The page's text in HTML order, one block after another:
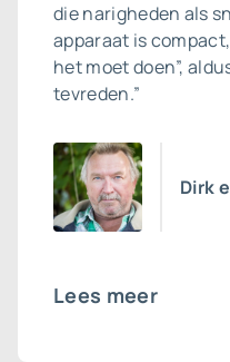
die narigheden als
apparaat is
het moet doen”,
tevreden.”
Dirk
Lees meer